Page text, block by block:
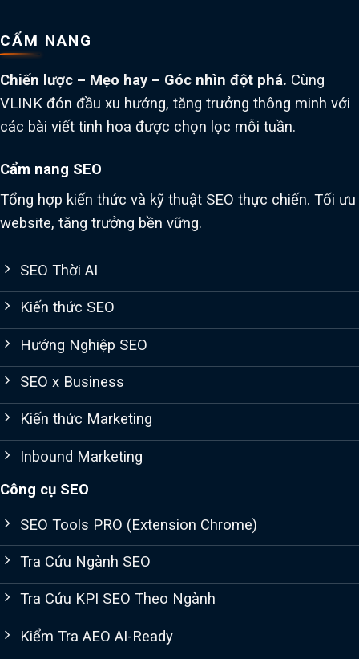
CẨM NANG
Chiến lược – Mẹo hay – Góc nhìn đột phá. Cùng
VLINK đón đầu xu hướng, tăng trưởng thông minh với
các bài viết tinh hoa được chọn lọc mỗi tuần.
Cẩm nang SEO
Tổng hợp kiến thức và kỹ thuật SEO thực chiến. Tối ưu
website, tăng trưởng bền vững.
SEO Thời AI
Kiến thức SEO
Hướng Nghiệp SEO
SEO x Business
Kiến thức Marketing
Inbound Marketing
Công cụ SEO
SEO Tools PRO (Extension Chrome)
Tra Cứu Ngành SEO
Tra Cứu KPI SEO Theo Ngành
Kiểm Tra AEO AI-Ready